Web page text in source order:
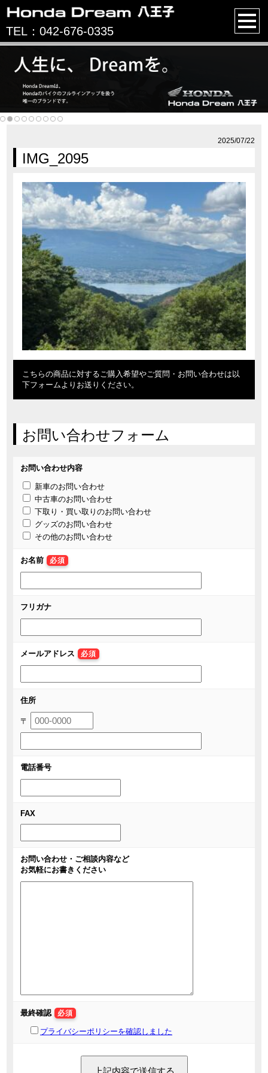
TEL：042-676-0335
2025/07/22
IMG_2095
こちらの商品に対するご購入希望やご質問・お問い合わせは以
下フォームよりお送りください。
お問い合わせフォーム
お問い合わせ内容
新車のお問い合わせ
中古車のお問い合わせ
下取り・買い取りのお問い合わせ
グッズのお問い合わせ
その他のお問い合わせ
お名前 必須
フリガナ
メールアドレス 必須
住所
〒
電話番号
FAX
お問い合わせ・ご相談内容など
お気軽にお書きください
最終確認 必須
プライバシーポリシーを確認しました